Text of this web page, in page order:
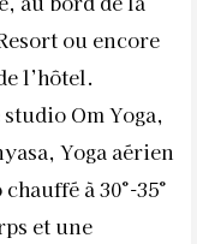
ou encore
l’hôtel.
Om Yoga,
Yoga aérien
à 30°-35°
et une